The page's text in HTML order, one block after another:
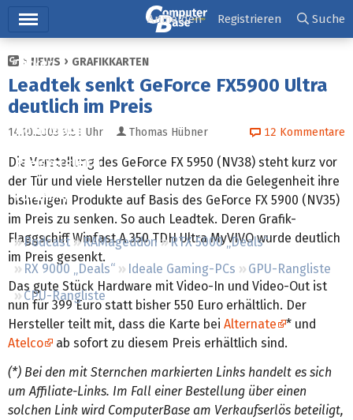
Ticker
Tests
Downloads
Preisvergleich
Forum
Podcast RAMageddon
RTX 5000 „Deals“
RX 9000 „Deals“
Ideale Gaming-PCs
GPU-Rangliste
CPU-Rangliste
Anmelden Registrieren Suche
NEWS GRAFIKKARTEN
Leadtek senkt GeForce FX5900 Ultra
deutlich im Preis
14.10.2003 9:51 Uhr Thomas Hübner 12 Kommentare
Die Vorstellung des GeForce FX 5950 (NV38) steht kurz vor
der Tür und viele Hersteller nutzen da die Gelegenheit ihre
bisherigen Produkte auf Basis des GeForce FX 5900 (NV35)
im Preis zu senken. So auch Leadtek. Deren Grafik-
Flaggschiff Winfast A 350 TDH Ultra MyVIVO wurde deutlich
im Preis gesenkt.
Das gute Stück Hardware mit Video-In und Video-Out ist
nun für 399 Euro statt bisher 550 Euro erhältlich. Der
Hersteller teilt mit, dass die Karte bei Alternate
* und
Atelco
ab sofort zu diesem Preis erhältlich sind.
(*) Bei den mit Sternchen markierten Links handelt es sich
um Affiliate-Links. Im Fall einer Bestellung über einen
solchen Link wird ComputerBase am Verkaufserlös beteiligt,